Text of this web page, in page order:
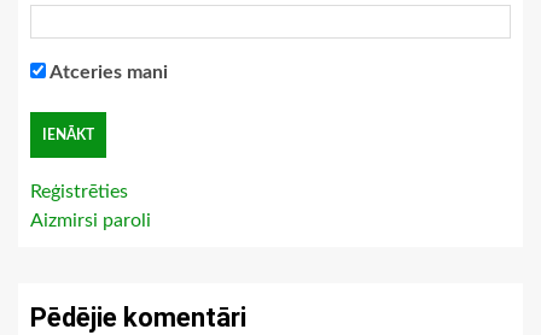
Atceries mani
Reģistrēties
Aizmirsi paroli
Pēdējie komentāri